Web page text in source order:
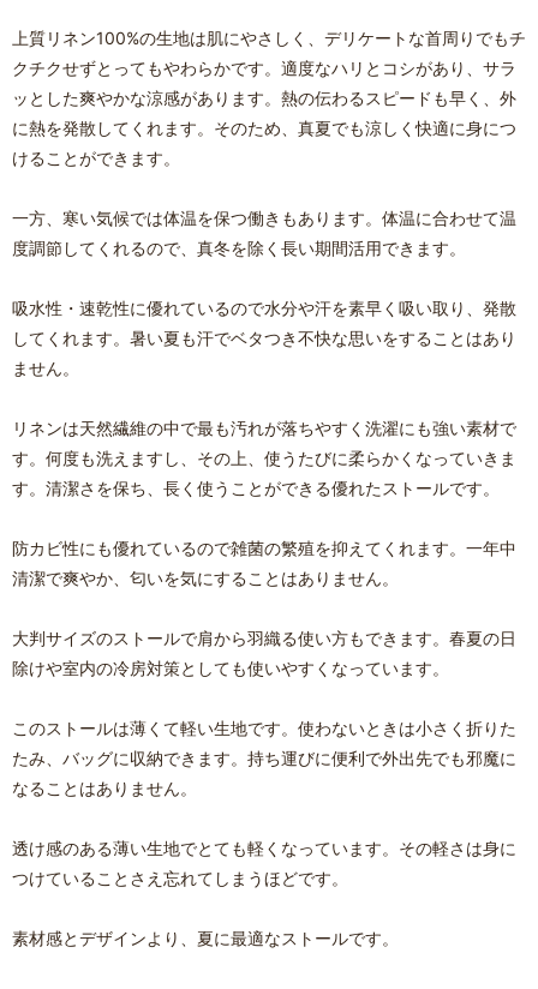
上質リネン100%の生地は肌にやさしく、デリケートな首周りでもチ
クチクせずとってもやわらかです。適度なハリとコシがあり、サラ
ッとした爽やかな涼感があります。熱の伝わるスピードも早く、外
に熱を発散してくれます。そのため、真夏でも涼しく快適に身につ
けることができます。
一方、寒い気候では体温を保つ働きもあります。体温に合わせて温
度調節してくれるので、真冬を除く長い期間活用できます。
吸水性・速乾性に優れているので水分や汗を素早く吸い取り、発散
してくれます。暑い夏も汗でベタつき不快な思いをすることはあり
ません。
リネンは天然繊維の中で最も汚れが落ちやすく洗濯にも強い素材で
す。何度も洗えますし、その上、使うたびに柔らかくなっていきま
す。清潔さを保ち、長く使うことができる優れたストールです。
防カビ性にも優れているので雑菌の繁殖を抑えてくれます。一年中
清潔で爽やか、匂いを気にすることはありません。
大判サイズのストールで肩から羽織る使い方もできます。春夏の日
除けや室内の冷房対策としても使いやすくなっています。
このストールは薄くて軽い生地です。使わないときは小さく折りた
たみ、バッグに収納できます。持ち運びに便利で外出先でも邪魔に
なることはありません。
透け感のある薄い生地でとても軽くなっています。その軽さは身に
つけていることさえ忘れてしまうほどです。
素材感とデザインより、夏に最適なストールです。